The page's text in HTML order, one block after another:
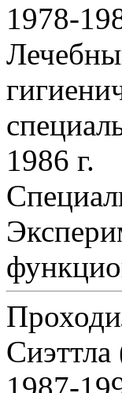
1978-
1986 г.